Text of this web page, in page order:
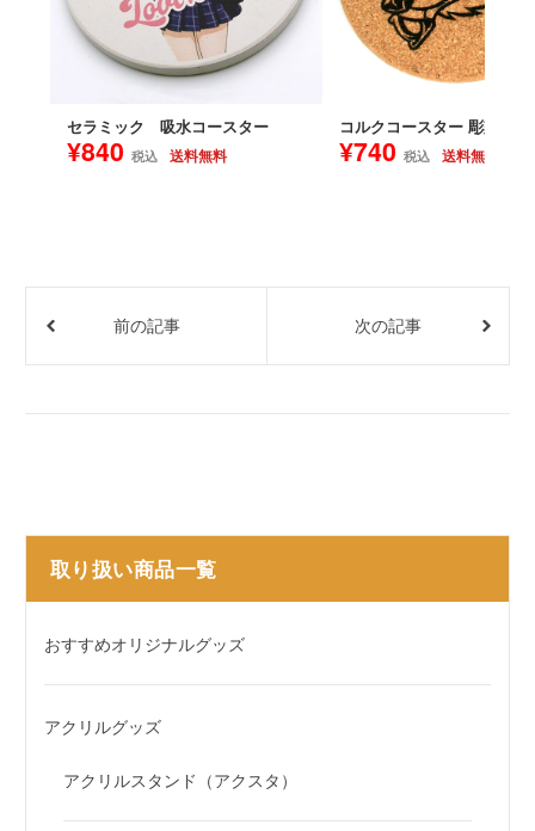
セラミック 吸水コースター
¥840 税込 送料無料
コルクコースター 彫刻
¥740 税込 送料無料
前の記事 次の記事
取り扱い商品一覧
おすすめオリジナルグッズ
アクリルグッズ
アクリルスタンド（アクスタ）